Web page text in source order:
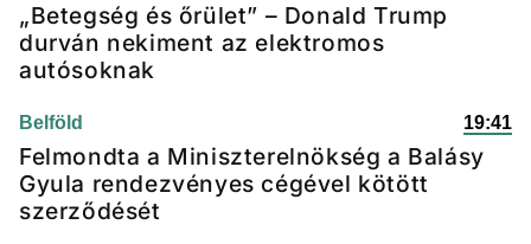
„Betegség és őrület” – Donald Trump
durván nekiment az elektromos
autósoknak
Belföld 19:41
Felmondta a Miniszterelnökség a Balásy
Gyula rendezvényes cégével kötött
szerződését